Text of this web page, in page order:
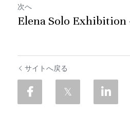
次へ
Elena Solo Exhibition
サイトへ戻る